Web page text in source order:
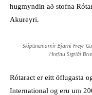
hugmyndin að stofna
Akureyri.
Skiptinemarnir Bjarni Freyr
Hrefnu Sigríði
Rótaract er eitt öflugasta
International og eru um